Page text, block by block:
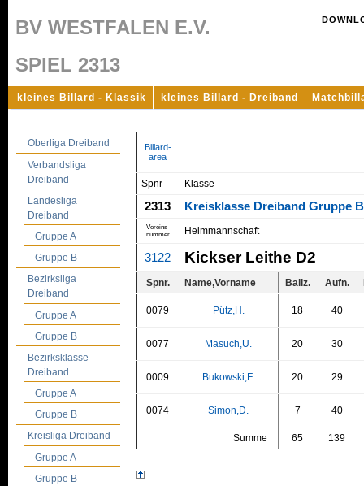
BV WESTFALEN E.V.
SPIEL 2313
kleines Billard - Klassik kleines Billard - Dreiband
Oberliga Dreiband
Verbandsliga
Dreiband
Landesliga
Dreiband
Gruppe A
Gruppe B
Bezirksliga
Dreiband
Gruppe A
Gruppe B
Bezirksklasse
Dreiband
Gruppe A
Gruppe B
Kreisliga Dreiband
Gruppe A
Gruppe B
Billard-
area
Spnr Klasse
2313 Kreisklasse Dreiband Gruppe B
Vereins-
nummer
Heimmannschaft
3122 Kickser Leithe D2
Spnr. Name,Vorname Ballz. Aufn.
0079 Pütz,H. 18 40
0077 Masuch,U. 20 30
0009 Bukowski,F. 20 29
0074 Simon,D. 7 40
Summe 65 139